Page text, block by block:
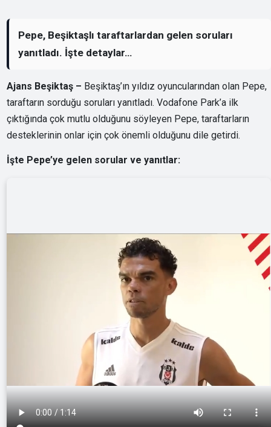
Pepe, Beşiktaşlı taraftarlardan gelen soruları
yanıtladı. İşte detaylar…
Ajans Beşiktaş – Beşiktaş’ın yıldız oyuncularından olan Pepe,
taraftarın sorduğu soruları yanıtladı. Vodafone Park’a ilk
çıktığında çok mutlu olduğunu söyleyen Pepe, taraftarların
desteklerinin onlar için çok önemli olduğunu dile getirdi.
İşte Pepe’ye gelen sorular ve yanıtlar: